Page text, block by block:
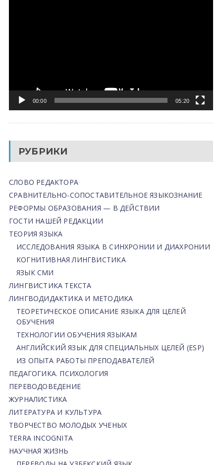
00:00 05:20
РУБРИКИ
СЛОВО РЕДАКТОРА
СРАВНИТЕЛЬНО-СОПОСТАВИТЕЛЬНОЕ ЯЗЫКОЗНАНИЕ
РЕФОРМЫ ОБРАЗОВАНИЯ — В ДЕЙСТВИИ
ГОСТИ НАШЕЙ РЕДАКЦИИ
ТЕОРИЯ ЯЗЫКА
ИССЛЕДОВАНИЯ ЯЗЫКА В СИНХРОНИИ И ДИАХРОНИИ
КОГНИТИВНАЯ ЛИНГВИСТИКА
ЯЗЫК СМИ
ЛИНГВИСТИКА ТЕКСТА
ЛИНГВОДИДАКТИКА И МЕТОДИКА
ТЕОРЕТИЧЕСКОЕ ОПИСАНИЕ ЯЗЫКА ДЛЯ ЦЕЛЕЙ
ОБУЧЕНИЯ
ТЕХНОЛОГИИ ОБУЧЕНИЯ ЯЗЫКАМ
АНГЛИЙСКИЙ ЯЗЫК ДЛЯ СПЕЦИАЛЬНЫХ ЦЕЛЕЙ (ESP)
ИЗ ОПЫТА РАБОТЫ ПРЕПОДАВАТЕЛЕЙ
ПЕДАГОГИКА. ПСИХОЛОГИЯ
ПЕРЕВОДОВЕДЕНИЕ
ЖУРНАЛИСТИКА
ЛИТЕРАТУРА И КУЛЬТУРА
ТВОРЧЕСТВО МОЛОДЫХ УЧЕНЫХ
TERRA INCOGNITA
НАУЧНАЯ ЖИЗНЬ